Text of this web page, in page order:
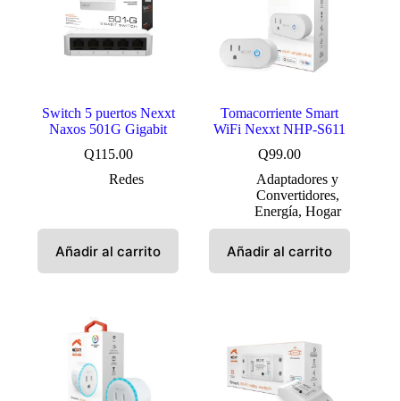
Switch 5 puertos Nexxt
Naxos 501G Gigabit
Q115.00
Redes
Añadir al carrito
Tomacorriente Smart
WiFi Nexxt NHP-S611
Q99.00
Adaptadores y
Convertidores,
Energía, Hogar
Añadir al carrito